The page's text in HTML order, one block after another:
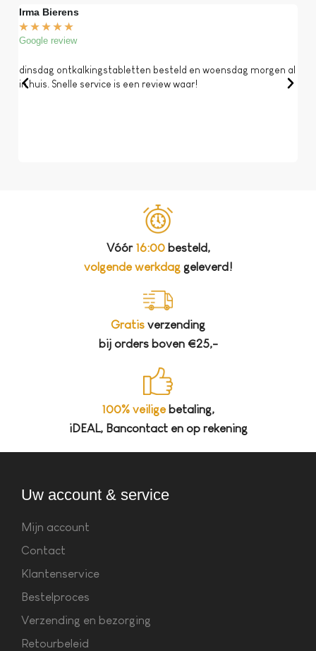
Irma Bierens
★ ★ ★ ★ ★
Google review
dinsdag ontkalkingstabletten besteld en woensdag morgen al
in huis. Snelle service is een review waar!
Vóór 16:00besteld,
volgende werkdaggeleverd!
Gratis verzending
bij orders boven €25,-
100% veiligebetaling,
iDEAL, Bancontact en op rekening
Uw account & service
Mijn account
Contact
Klantenservice
Bestelproces
Verzending en bezorging
Retourbeleid